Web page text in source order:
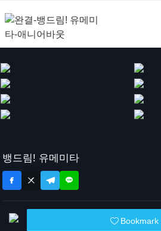
뱅드림! 유메미타
Bookmark